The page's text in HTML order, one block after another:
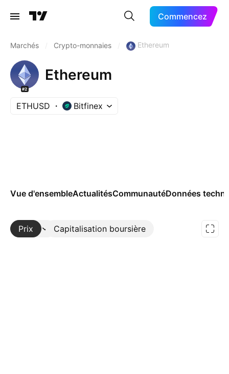
Commencez
Marchés Crypto-monnaies Ethereum
#2
Ethereum
ETHUSD Bitfinex
Vue d'ensembleActualitésCommunautéDonnées
Prix Capitalisation boursière
Plus